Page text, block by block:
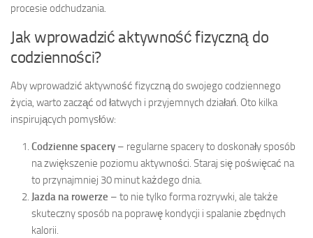
procesie odchudzania.
Jak wprowadzić aktywność fizyczną do
codzienności?
Aby wprowadzić aktywność fizyczną do swojego codziennego
życia, warto zacząć od łatwych i przyjemnych działań. Oto kilka
inspirujących pomysłów:
Codzienne spacery – regularne spacery to doskonały sposób
na zwiększenie poziomu aktywności. Staraj się poświęcać na
to przynajmniej 30 minut każdego dnia.
Jazda na rowerze – to nie tylko forma rozrywki, ale także
skuteczny sposób na poprawę kondycji i spalanie zbędnych
kalorii.